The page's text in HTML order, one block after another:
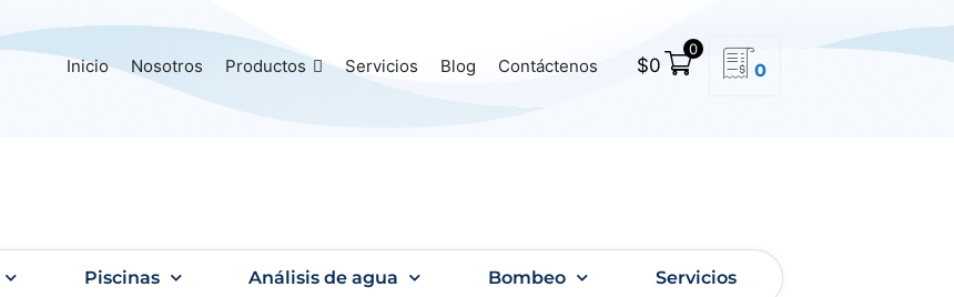
Inicio Nosotros Productos Servicios Blog Contáctenos $0
0
0
Piscinas Análisis de agua Bombeo Servicios